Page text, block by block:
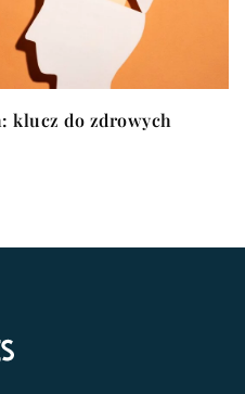
klucz do zdrowych